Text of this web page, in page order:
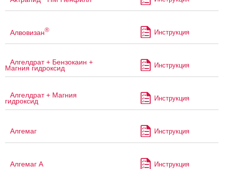
Алвовизан® Инструкция
Алгелдрат + Бензокаин +
Магния гидроксид Инструкция
Алгелдрат + Магния
гидроксид Инструкция
Алгемаг Инструкция
Алгемаг А Инструкция